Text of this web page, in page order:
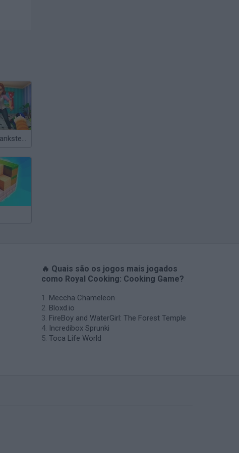
Bad Cat Prankster: Mom’s Return
🔥 Quais são os jogos mais jogados
como Royal Cooking: Cooking Game?
Meccha Chameleon
Bloxd.io
FireBoy and WaterGirl: The Forest Temple
Incredibox Sprunki
Toca Life World